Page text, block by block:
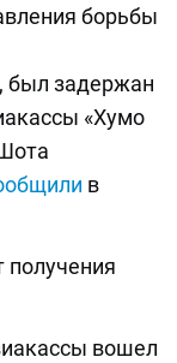
борьбы
был задержан
«Хумо
в
вошел